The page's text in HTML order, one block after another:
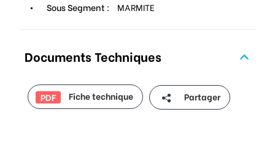
Sous Segment :
MARMITE
Documents Techniques
PDF Fiche technique Partager